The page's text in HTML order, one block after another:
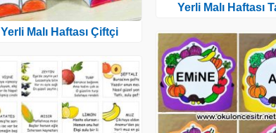
Yerli Malı Haftası Çiftçi
Yerli Malı Haftası